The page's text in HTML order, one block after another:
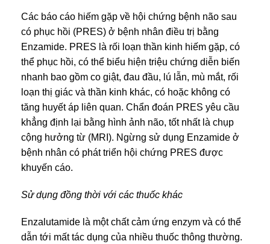
Các báo cáo hiếm gặp về hội chứng bệnh não sau
có phục hồi (PRES) ở bệnh nhân điều trị bằng
Enzamide. PRES là rối loạn thần kinh hiếm gặp, có
thể phục hồi, có thể biểu hiện triệu chứng diễn biến
nhanh bao gồm co giật, đau đầu, lú lẫn, mù mắt, rối
loạn thị giác và thần kinh khác, có hoặc không có
tăng huyết áp liên quan. Chẩn đoán PRES yêu cầu
khẳng định lại bằng hình ảnh não, tốt nhất là chụp
cộng hưởng từ (MRI). Ngừng sử dụng Enzamide ở
bệnh nhân có phát triển hội chứng PRES được
khuyến cáo.
Sử dụng đồng thời với các thuốc khác
Enzalutamide là một chất cảm ứng enzym và có thể
dẫn tới mất tác dụng của nhiều thuốc thông thường.